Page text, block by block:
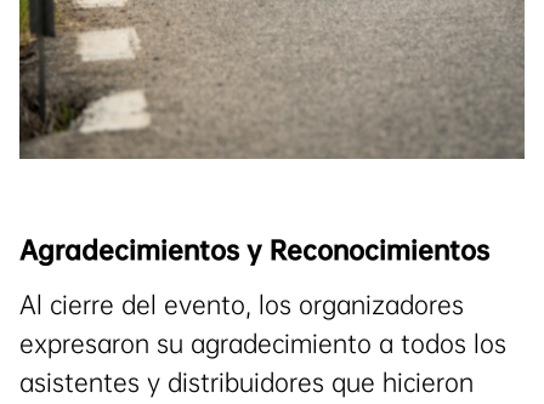
Agradecimientos y Reconocimientos
Al cierre del evento, los organizadores
expresaron su agradecimiento a todos los
asistentes y distribuidores que hicieron